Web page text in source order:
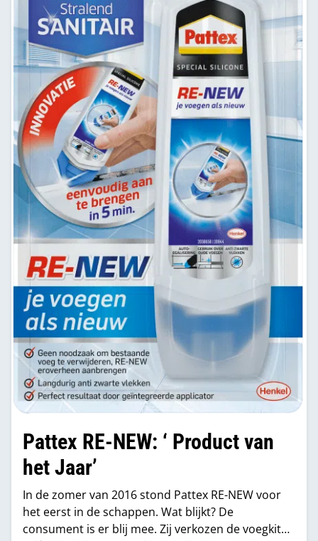
Pattex RE-NEW: ‘ Product van
het Jaar’
In de zomer van 2016 stond Pattex RE-NEW voor
het eerst in de schappen. Wat blijkt? De
consument is er blij mee. Zij verkozen de voegkit